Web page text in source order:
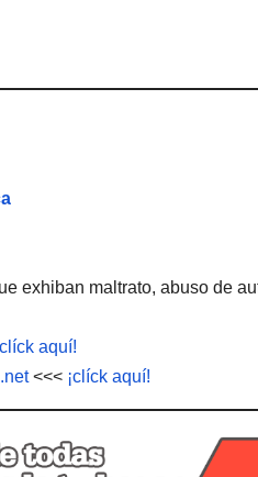
exhiban maltrato, abuso de
aquí!
<<< ¡clíck aquí!